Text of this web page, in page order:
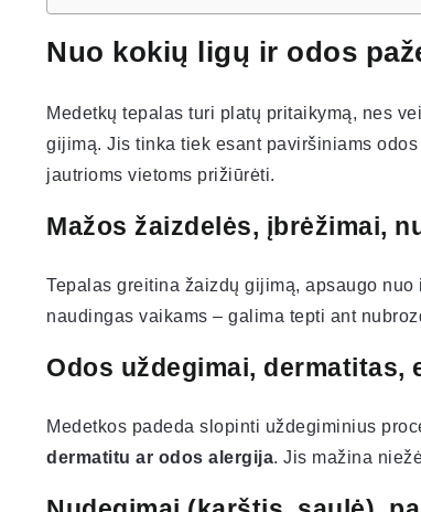
Nuo kokių ligų ir odos
Medetkų tepalas turi platų pritaikymą, nes
gijimą. Jis tinka tiek esant paviršiniams
jautrioms vietoms prižiūrėti.
Mažos žaizdelės, įbrėžimai,
Tepalas greitina žaizdų gijimą, apsaugo
naudingas vaikams – galima tepti ant
Odos uždegimai, dermatitas,
Medetkos padeda slopinti uždegiminius
dermatitu ar odos alergija. Jis mažina